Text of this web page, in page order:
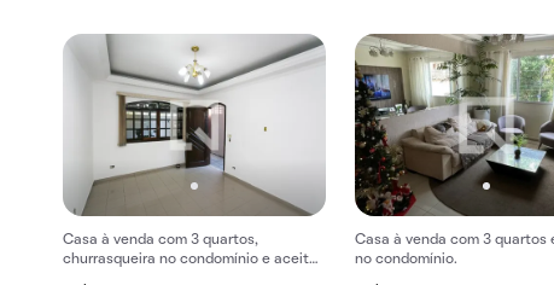
Casa à venda com 3 quartos,
churrasqueira no condomínio e aceita
Casa à venda com 3 quartos
no condomínio.